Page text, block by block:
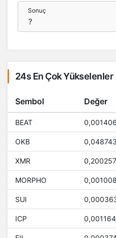
Sonuç
24s En Çok Yükselenler
Sembol Değer
BEAT 0,001406
OKB 0,048743
XMR 0,200257
MORPHO 0,001008
SUI
ICP 0,001164